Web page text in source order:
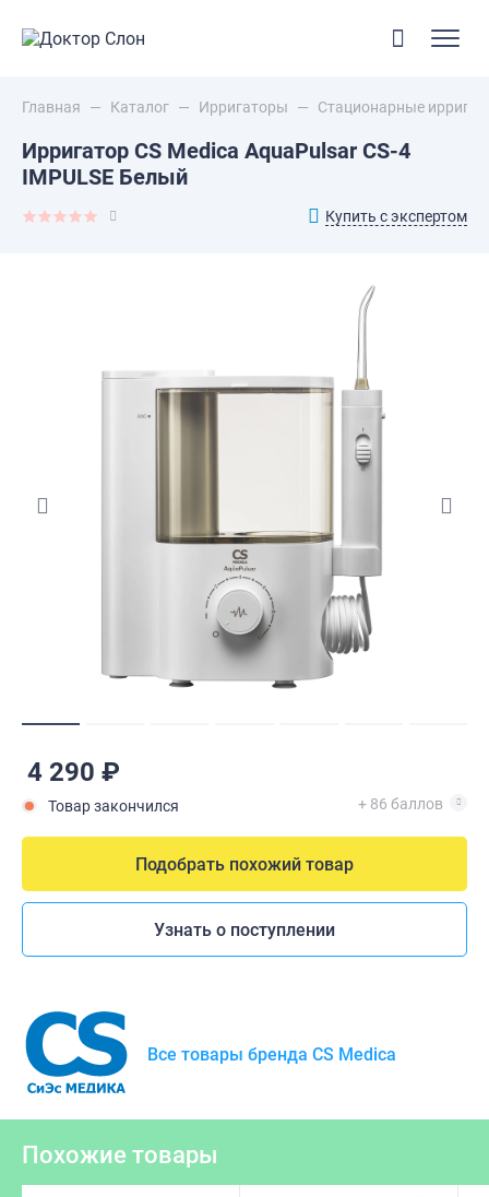
Главная — Каталог — Ирригаторы — Стационарные
Ирригатор CS Medica AquaPulsar CS-4
IMPULSE Белый
Купить с экспертом
4 290 ₽
Товар закончился + 86 баллов
Подобрать похожий товар
Узнать о поступлении
Все товары бренда CS Medica
Похожие товары